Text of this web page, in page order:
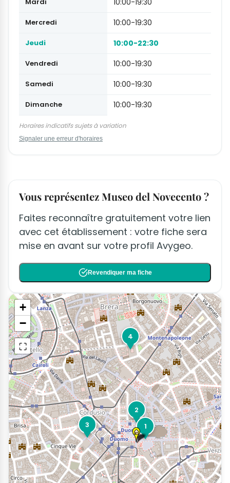
10:00-19:30
Mercredi 10:00-19:30
Jeudi 10:00-22:30
Vendredi 10:00-19:30
Samedi 10:00-19:30
Dimanche 10:00-19:30
Horaires indicatifs sujets à variation
Signaler une erreur d'horaires
Vous représentez Museo del Novecento ?
Faites reconnaître gratuitement votre lien
avec cet établissement : votre fiche sera
mise en avant sur votre profil Avygeo.
Revendiquer ma fiche
1
2
3
4
+
−
⛶